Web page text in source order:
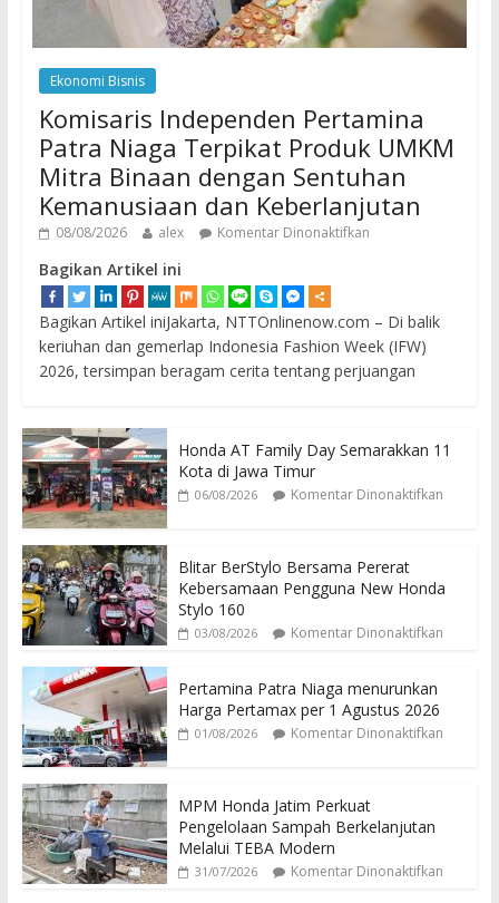
Ekonomi Bisnis
Komisaris Independen Pertamina
Patra Niaga Terpikat Produk UMKM
Mitra Binaan dengan Sentuhan
Kemanusiaan dan Keberlanjutan
08/08/2026 alex Komentar Dinonaktifkan
Bagikan Artikel ini
Bagikan Artikel iniJakarta, NTTOnlinenow.com – Di balik
keriuhan dan gemerlap Indonesia Fashion Week (IFW)
2026, tersimpan beragam cerita tentang perjuangan
Honda AT Family Day Semarakkan 11
Kota di Jawa Timur
06/08/2026 Komentar Dinonaktifkan
Blitar BerStylo Bersama Pererat
Kebersamaan Pengguna New Honda
Stylo 160
03/08/2026 Komentar Dinonaktifkan
Pertamina Patra Niaga menurunkan
Harga Pertamax per 1 Agustus 2026
01/08/2026 Komentar Dinonaktifkan
MPM Honda Jatim Perkuat
Pengelolaan Sampah Berkelanjutan
Melalui TEBA Modern
31/07/2026 Komentar Dinonaktifkan